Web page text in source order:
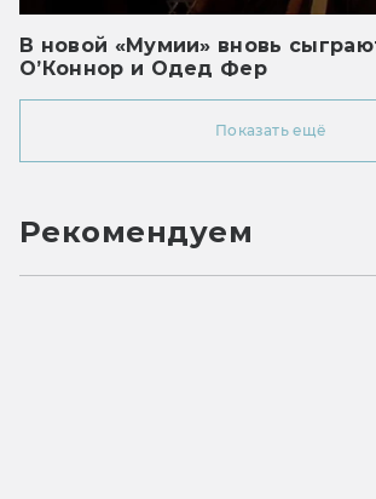
В новой «Мумии» вновь
О’Коннор и Одед Фер
Показать ещё
Рекомендуем